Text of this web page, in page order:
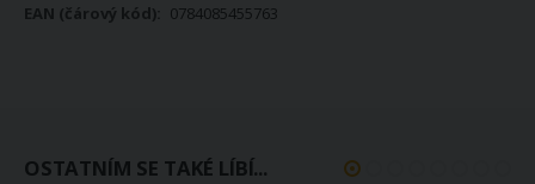
0784085455763
OSTATNÍM SE TAKÉ LÍBÍ...